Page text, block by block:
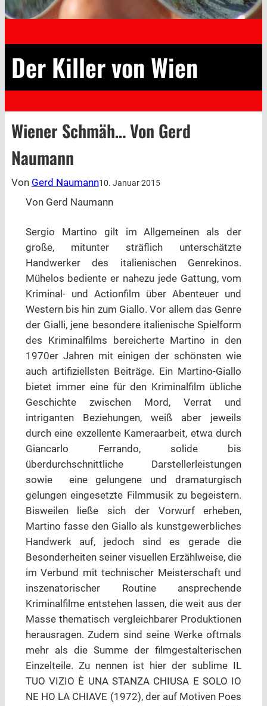
Der Killer von Wien
Wiener Schmäh… Von Gerd
Naumann
Von Gerd Naumann10. Januar 2015
Von Gerd Naumann
Sergio Martino gilt im Allgemeinen als der
große, mitunter sträflich unterschätzte
Handwerker des italienischen Genrekinos.
Mühelos bediente er nahezu jede Gattung, vom
Kriminal- und Actionfilm über Abenteuer und
Western bis hin zum Giallo. Vor allem das Genre
der Gialli, jene besondere italienische Spielform
des Kriminalfilms bereicherte Martino in den
1970er Jahren mit einigen der schönsten wie
auch artifiziellsten Beiträge. Ein Martino-Giallo
bietet immer eine für den Kriminalfilm übliche
Geschichte zwischen Mord, Verrat und
intriganten Beziehungen, weiß aber jeweils
durch eine exzellente Kameraarbeit, etwa durch
Giancarlo Ferrando, solide bis
überdurchschnittliche Darstellerleistungen
sowie eine gelungene und dramaturgisch
gelungen eingesetzte Filmmusik zu begeistern.
Bisweilen ließe sich der Vorwurf erheben,
Martino fasse den Giallo als kunstgewerbliches
Handwerk auf, jedoch sind es gerade die
Besonderheiten seiner visuellen Erzählweise, die
im Verbund mit technischer Meisterschaft und
inszenatorischer Routine ansprechende
Kriminalfilme entstehen lassen, die weit aus der
Masse thematisch vergleichbarer Produktionen
herausragen. Zudem sind seine Werke oftmals
mehr als die Summe der filmgestalterischen
Einzelteile. Zu nennen ist hier der sublime IL
TUO VIZIO È UNA STANZA CHIUSA E SOLO IO
NE HO LA CHIAVE (1972), der auf Motiven Poes